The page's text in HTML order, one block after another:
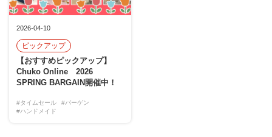
2026-04-10
ピックアップ
【おすすめピックアップ】
Chuko Online 2026
SPRING BARGAIN開催中！
#タイムセール
#バーゲン
#ハンドメイド